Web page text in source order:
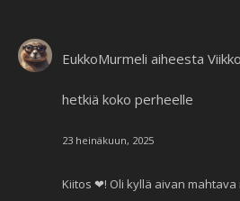
EukkoMurmeli aiheesta
hetkiä koko perheelle
23 heinäkuun, 2025
Kiitos ❤! Oli kyllä aivan